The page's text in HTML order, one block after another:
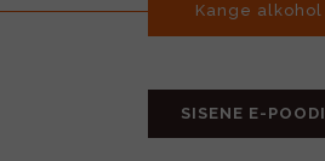
Kange alkohol
SISENE E-POODI